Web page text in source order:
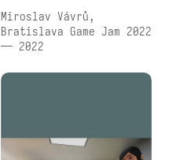
Miroslav Vávrů,
Bratislava Game Jam 2022
— 2022